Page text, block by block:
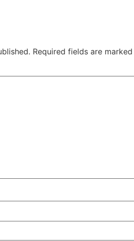
Required fields are marked